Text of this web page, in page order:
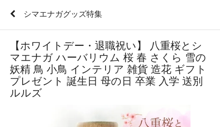
シマエナガグッズ特集
【ホワイトデー・退職祝い】 八重桜とシ
マエナガ ハーバリウム 桜 春 さくら 雪の
妖精 鳥 小鳥 インテリア 雑貨 造花 ギフト
プレゼント 誕生日 母の日 卒業 入学 送別
ルルズ